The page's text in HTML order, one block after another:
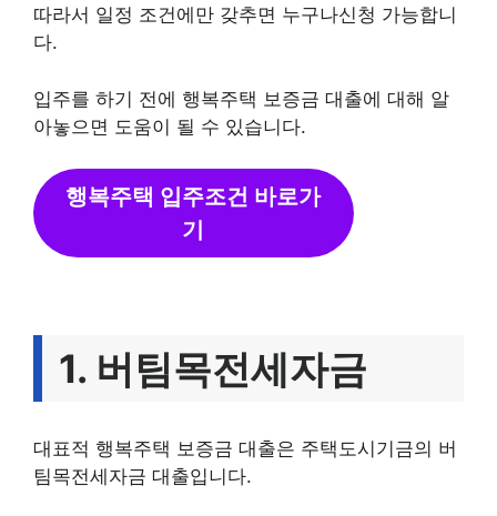
따라서 일정 조건에만 갖추면 누구나신청 가능합니
다.
입주를 하기 전에 행복주택 보증금 대출에 대해 알
아놓으면 도움이 될 수 있습니다.
행복주택 입주조건 바로가
기
1. 버팀목전세자금
대표적 행복주택 보증금 대출은 주택도시기금의 버
팀목전세자금 대출입니다.